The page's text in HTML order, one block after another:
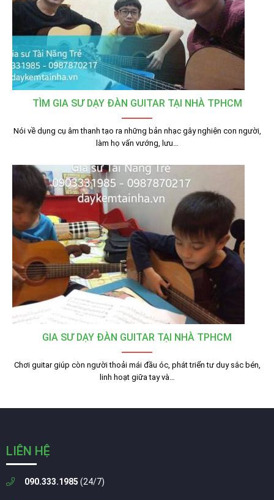
TÌM GIA SƯ DẠY ĐÀN GUITAR TẠI NHÀ TPHCM
Nói về dụng cụ âm thanh tạo ra những bản nhạc gây nghiện con người,
làm họ vấn vướng, lưu…
GIA SƯ DẠY ĐÀN GUITAR TẠI NHÀ TPHCM
Chơi guitar giúp còn người thoải mái đầu óc, phát triển tư duy sắc bén,
linh hoạt giữa tay và…
LIÊN HỆ
090.333.1985 (24/7)